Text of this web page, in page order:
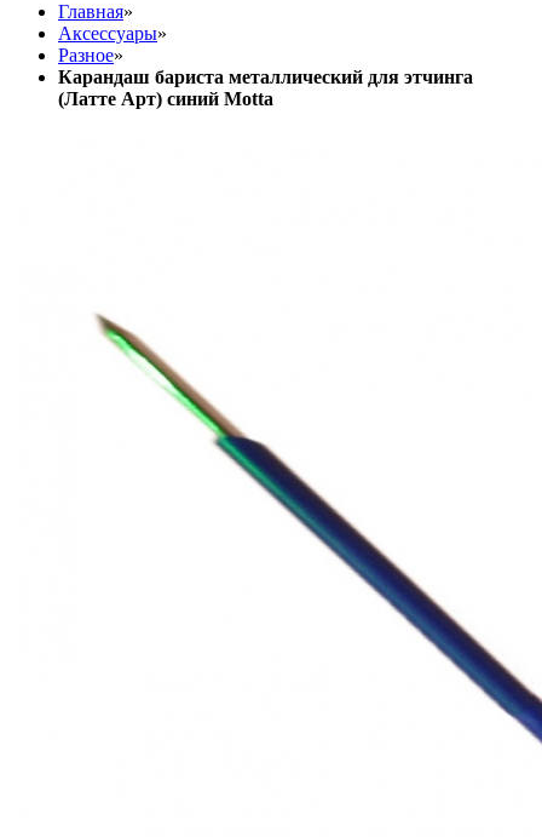
Главная»
Аксессуары»
Разное»
Карандаш бариста металлический для этчинга
(Латте Арт) синий Motta